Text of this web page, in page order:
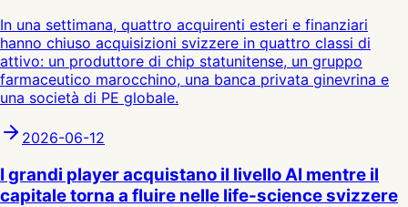
In una settimana, quattro acquirenti esteri e finanziari
hanno chiuso acquisizioni svizzere in quattro classi di
attivo: un produttore di chip statunitense, un gruppo
farmaceutico marocchino, una banca privata ginevrina e
una società di PE globale.
2026-06-12
I grandi player acquistano il livello AI mentre il
capitale torna a fluire nelle life-science svizzere